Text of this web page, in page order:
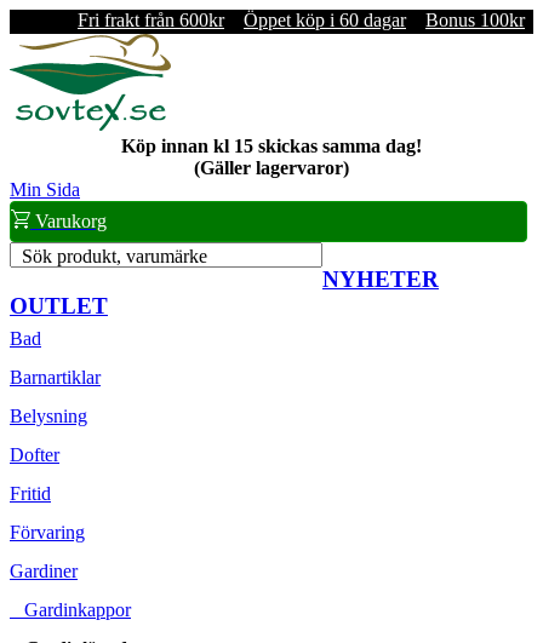
Fri frakt från 600kr Öppet köp i 60 dagar Bonus 100kr
Köp innan kl 15 skickas samma dag!
(Gäller lagervaror)
Min Sida
Varukorg
Sök produkt, varumärke
NYHETER
OUTLET
Bad
Barnartiklar
Belysning
Dofter
Fritid
Förvaring
Gardiner
Gardinkappor